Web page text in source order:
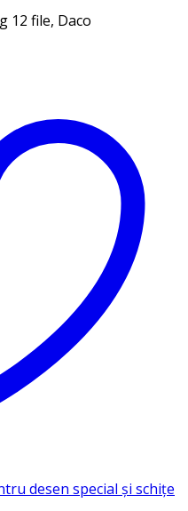
12 file, Daco
desen special și schițe